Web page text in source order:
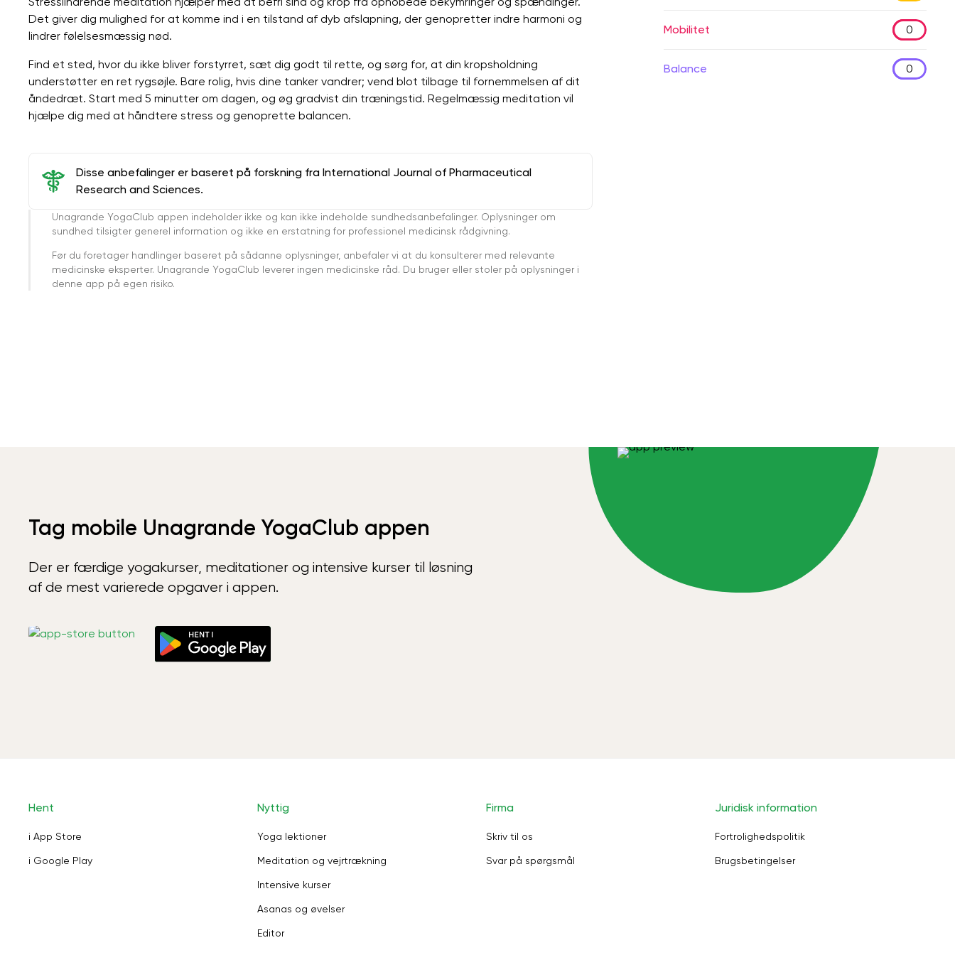
Det giver dig mulighed for at komme ind i en tilstand af dyb afslapning, der genopretter indre harmoni og
lindrer følelsesmæssig nød.
Find et sted, hvor du ikke bliver forstyrret, sæt dig godt til rette, og sørg for, at din kropsholdning
understøtter en ret rygsøjle. Bare rolig, hvis dine tanker vandrer; vend blot tilbage til fornemmelsen af ​​dit
åndedræt. Start med 5 minutter om dagen, og øg gradvist din træningstid. Regelmæssig meditation vil
hjælpe dig med at håndtere stress og genoprette balancen.
Disse anbefalinger er baseret på forskning fra International Journal of Pharmaceutical
Research and Sciences.
Unagrande YogaClub appen indeholder ikke og kan ikke indeholde sundhedsanbefalinger. Oplysninger om
sundhed tilsigter generel information og ikke en erstatning for professionel medicinsk rådgivning.
Før du foretager handlinger baseret på sådanne oplysninger, anbefaler vi at du konsulterer med relevante
medicinske eksperter. Unagrande YogaClub leverer ingen medicinske råd. Du bruger eller stoler på oplysninger i
denne app på egen risiko.
Mobilitet 0
Balance 0
Tag mobile Unagrande YogaClub appen
Der er færdige yogakurser, meditationer og intensive kurser til løsning
af de mest varierede opgaver i appen.
Hent
i App Store
i Google Play
Nyttig
Yoga lektioner
Meditation og vejrtrækning
Intensive kurser
Asanas og øvelser
Editor
Firma
Skriv til os
Svar på spørgsmål
Juridisk information
Fortrolighedspolitik
Brugsbetingelser